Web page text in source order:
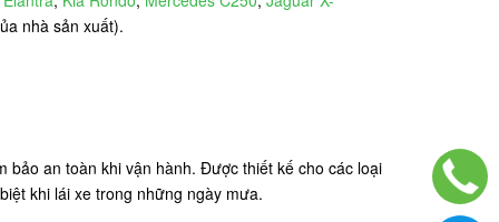
nhà sản xuất).
bảo an toàn khi vận hành. Được thiết kế cho các loại
khi lái xe trong những ngày mưa.